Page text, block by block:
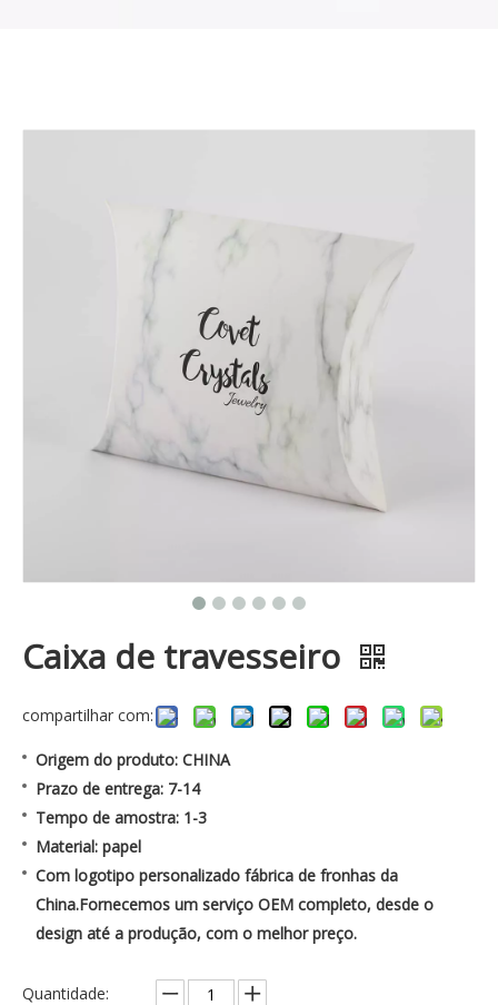
Caixa de travesseiro
compartilhar com:
Origem do produto: CHINA
Prazo de entrega: 7-14
Tempo de amostra: 1-3
Material: papel
Com logotipo personalizado fábrica de fronhas da
China.Fornecemos um serviço OEM completo, desde o
design até a produção, com o melhor preço.
Quantidade: